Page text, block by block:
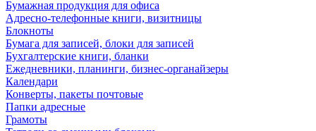
Бумажная продукция для офиса
Адресно-телефонные книги, визитницы
Блокноты
Бумага для записей, блоки для записей
Бухгалтерские книги, бланки
Ежедневники, планинги, бизнес-органайзеры
Календари
Конверты, пакеты почтовые
Папки адресные
Грамоты